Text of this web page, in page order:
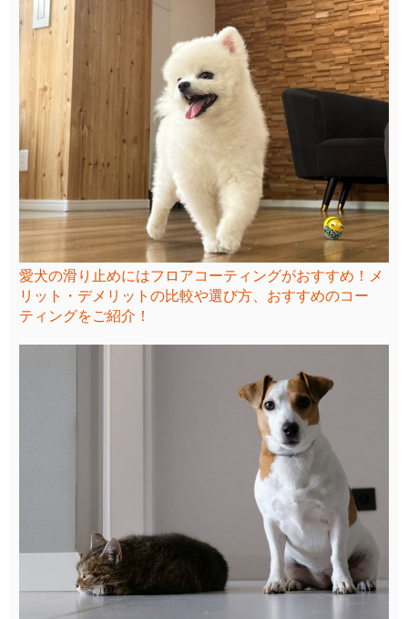
愛犬の滑り止めにはフロアコーティングがおすすめ！メ
リット・デメリットの比較や選び方、おすすめのコー
ティングをご紹介！